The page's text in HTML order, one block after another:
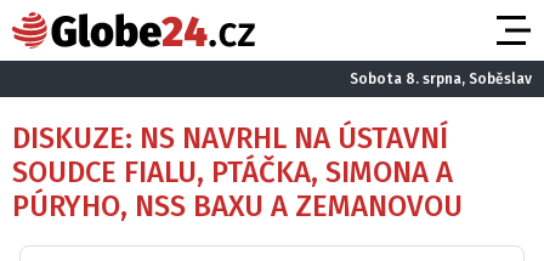
Sobota 8. srpna, Soběslav
DISKUZE: NS NAVRHL NA ÚSTAVNÍ
SOUDCE FIALU, PTÁČKA, SIMONA A
PÚRYHO, NSS BAXU A ZEMANOVOU